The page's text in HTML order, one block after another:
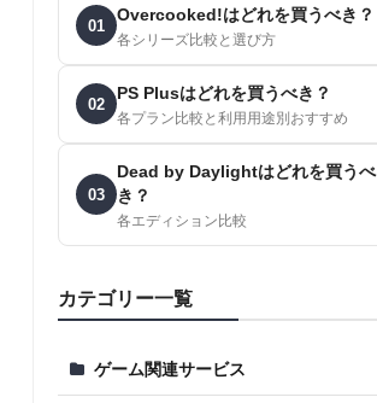
01
Overcooked!はどれを買うべき？
各シリーズ比較と選び方
02
PS Plusはどれを買うべき？
各プラン比較と利用用途別おすすめ
03
Dead by Daylightはどれを買うべ
き？
各エディション比較
カテゴリー一覧
ゲーム関連サービス